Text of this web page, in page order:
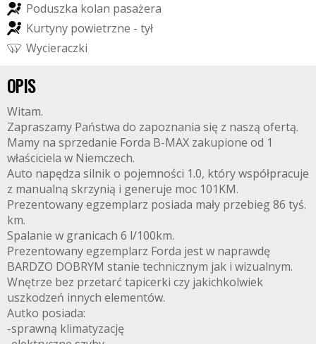
Poduszka kolan pasażera
Kurtyny powietrzne - tył
Wycieraczki
OPIS
Witam.
Zapraszamy Państwa do zapoznania się z naszą ofertą.
Mamy na sprzedanie Forda B-MAX zakupione od 1
właściciela w Niemczech.
Auto napędza silnik o pojemności 1.0, który współpracuje
z manualną skrzynią i generuje moc 101KM.
Prezentowany egzemplarz posiada mały przebieg 86 tyś.
km.
Spalanie w granicach 6 l/100km.
Prezentowany egzemplarz Forda jest w naprawdę
BARDZO DOBRYM stanie technicznym jak i wizualnym.
Wnętrze bez przetarć tapicerki czy jakichkolwiek
uszkodzeń innych elementów.
Autko posiada:
-sprawną klimatyzację